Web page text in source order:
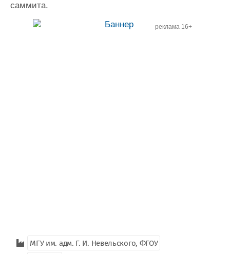
саммита.
реклама 16+
МГУ им. адм. Г. И. Невельского, ФГОУ